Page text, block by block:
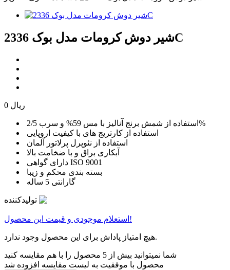
شیر دوش کرومات مدل بوک 2336C
0 ریال
استفاده از شمش برنج آنالیز با مس 59% و سرب 2/5%
استفاده از کارتریج های با کیفیت اروپایی
استفاده از نئوپرل پرلاتور آلمان
آبکاری براق و با ضخامت بالا
دارای گواهی ISO 9001
بسته بندی محکم و زیبا
گارانتی 5 ساله
تولیدکننده
استعلام موجودی و قیمت این محصول!
هیچ امتیاز پاداش برای این محصول وجود ندارد.
شما نمیتوانید بیش از 5 محصول را با هم مقایسه کنید
محصول با موفقیت به لیست مقایسه افزوده شد